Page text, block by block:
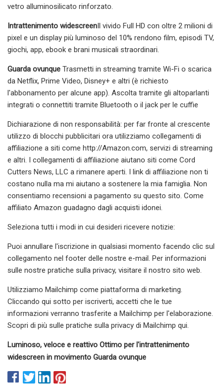
vetro alluminosilicato rinforzato.
Intrattenimento widescreenIl vivido Full HD con oltre 2 milioni di
pixel e un display più luminoso del 10% rendono film, episodi TV,
giochi, app, ebook e brani musicali straordinari.
Guarda ovunque Trasmetti in streaming tramite Wi-Fi o scarica
da Netflix, Prime Video, Disney+ e altri (è richiesto
l'abbonamento per alcune app). Ascolta tramite gli altoparlanti
integrati o connettiti tramite Bluetooth o il jack per le cuffie
Dichiarazione di non responsabilità: per far fronte al crescente
utilizzo di blocchi pubblicitari ora utilizziamo collegamenti di
affiliazione a siti come http://Amazon.com, servizi di streaming
e altri. I collegamenti di affiliazione aiutano siti come Cord
Cutters News, LLC a rimanere aperti. I link di affiliazione non ti
costano nulla ma mi aiutano a sostenere la mia famiglia. Non
consentiamo recensioni a pagamento su questo sito. Come
affiliato Amazon guadagno dagli acquisti idonei.
Seleziona tutti i modi in cui desideri ricevere notizie:
Puoi annullare l'iscrizione in qualsiasi momento facendo clic sul
collegamento nel footer delle nostre e-mail. Per informazioni
sulle nostre pratiche sulla privacy, visitare il nostro sito web.
Utilizziamo Mailchimp come piattaforma di marketing.
Cliccando qui sotto per iscriverti, accetti che le tue
informazioni verranno trasferite a Mailchimp per l'elaborazione.
Scopri di più sulle pratiche sulla privacy di Mailchimp qui.
Luminoso, veloce e reattivo Ottimo per l'intrattenimento
widescreen in movimento Guarda ovunque